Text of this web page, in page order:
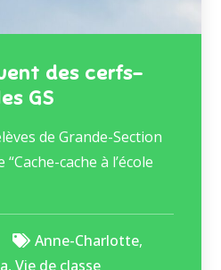
des cerfs-
GS
de Grande-Section
cache à l’école
Anne-Charlotte,
,Vie de classe